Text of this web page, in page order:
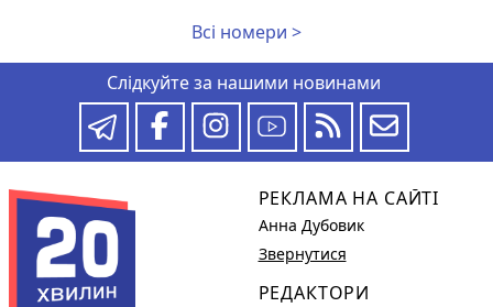
Всі номери >
Слідкуйте за нашими новинами
РЕКЛАМА НА САЙТІ
Анна Дубовик
Звернутися
РЕДАКТОРИ